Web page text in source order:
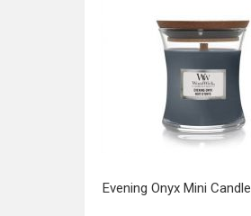
Evening Onyx Mini Candle